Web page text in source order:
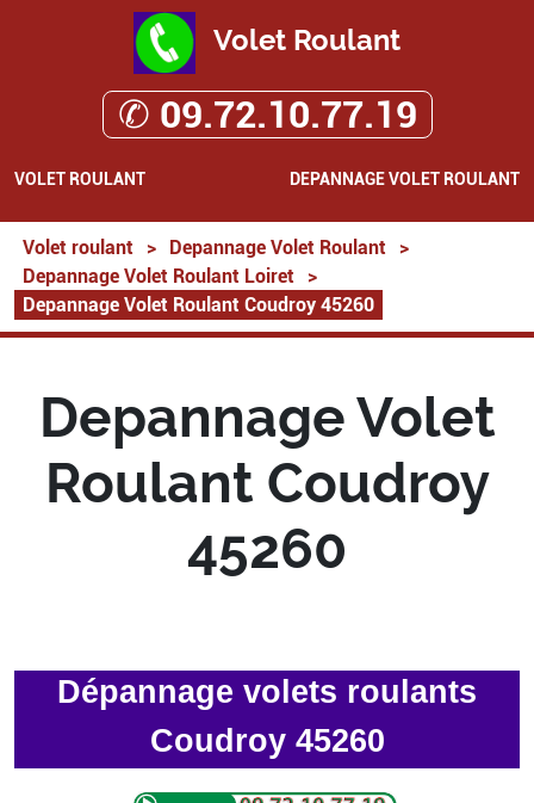
Volet Roulant
✆ 09.72.10.77.19
VOLET ROULANT DEPANNAGE VOLET ROULANT
Volet roulant > Depannage Volet Roulant
>
Depannage Volet Roulant Loiret
>
Depannage Volet Roulant Coudroy 45260
Depannage Volet
Roulant Coudroy
45260
Dépannage volets roulants
Coudroy 45260